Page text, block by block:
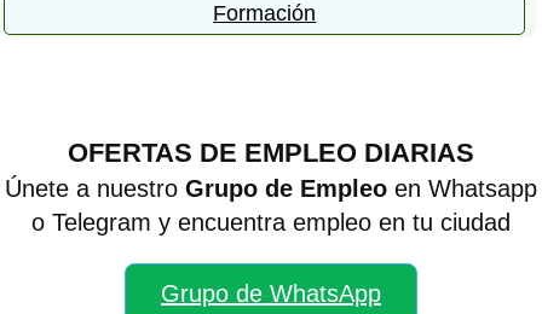
Formación
OFERTAS DE EMPLEO DIARIAS
Únete a nuestro Grupo de Empleo en Whatsapp
o Telegram y encuentra empleo en tu ciudad
Grupo de WhatsApp